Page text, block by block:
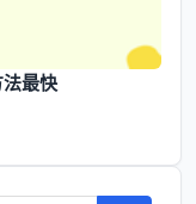
最快